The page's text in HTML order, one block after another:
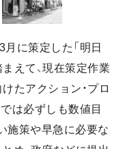
に策定した「明日
えて、現在策定作業
たアクション・プロ
は必ずしも数値目
施策や早急に必要な